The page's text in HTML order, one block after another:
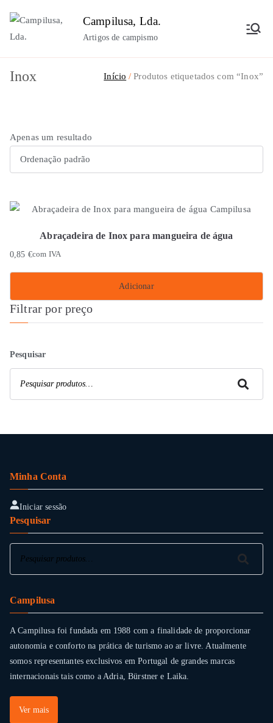
para
conteúdo
Campilusa, Lda.
Artigos de campismo
Inox Início Produtos etiquetados com “Inox”
Apenas um resultado
Abraçadeira de Inox para mangueira de água
0,85 €com IVA
Adicionar
Filtrar por preço
Pesquisar
Pesquisar
Minha Conta
Iniciar sessão
Pesquisar
Pesquisar
Campilusa
A Campilusa foi fundada em 1988 com a finalidade de proporcionar
autonomia e conforto na prática de turismo ao ar livre. Atualmente
somos representantes exclusivos em Portugal de grandes marcas
internacionais tais como a Adria, Bürstner e Laika.
Ver mais